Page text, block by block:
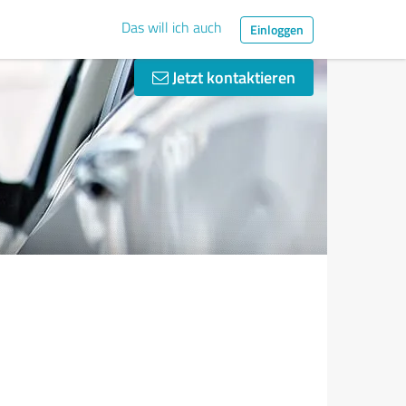
Das will ich auch Einloggen
Jetzt kontaktieren